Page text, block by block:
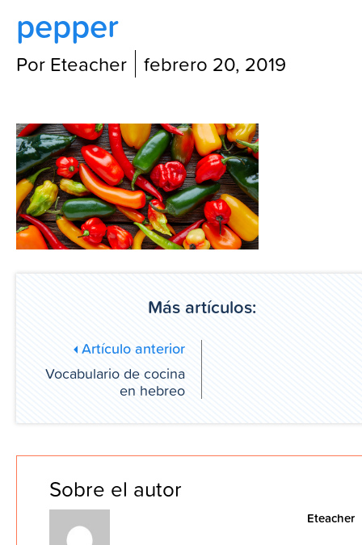
pepper
Por Eteacher febrero 20, 2019
Más artículos:
Artículo anterior
Vocabulario de cocina
en hebreo
Sobre el autor
Eteacher